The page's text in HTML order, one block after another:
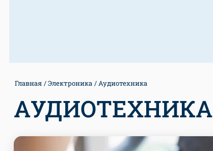
Главная Электроника Аудиотехника
АУДИОТЕХНИКА